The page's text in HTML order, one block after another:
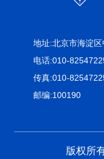
地址:北京市海淀
电话:010-
传真:010-
邮编:100190
版权所